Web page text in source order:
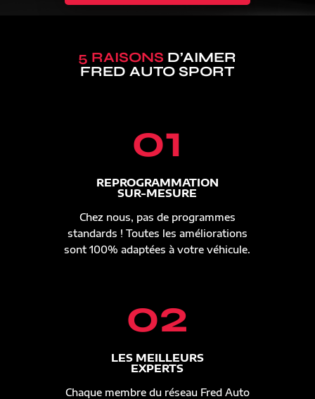
5 RAISONS D’AIMER
FRED AUTO SPORT
01
REPROGRAMMATION
SUR-MESURE
Chez nous, pas de programmes
standards ! Toutes les améliorations
sont 100% adaptées à votre véhicule.
02
LES MEILLEURS
EXPERTS
Chaque membre du réseau Fred Auto